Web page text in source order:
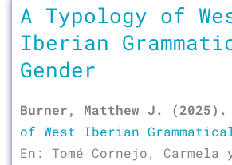
A Typology of
Iberian
Gender
Burner, Matthew J. (2025).
of West Iberian
En: Tomé Cornejo, Carmela